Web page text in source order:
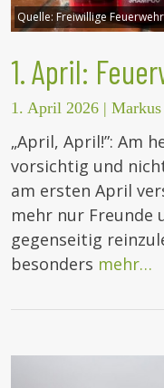
Quelle: Freiwillige
1. April:
1. April 2026 |
„April, April!”: Am
vorsichtig und
am ersten April
mehr nur Freunde
gegenseitig
besonders mehr…